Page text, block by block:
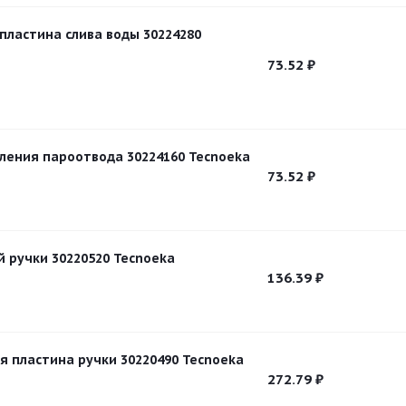
слива воды 30224280
73.52 ₽
пароотвода 30224160 Tecnoeka
73.52 ₽
ручки 30220520 Tecnoeka
136.39 ₽
пластина ручки 30220490 Tecnoeka
272.79 ₽